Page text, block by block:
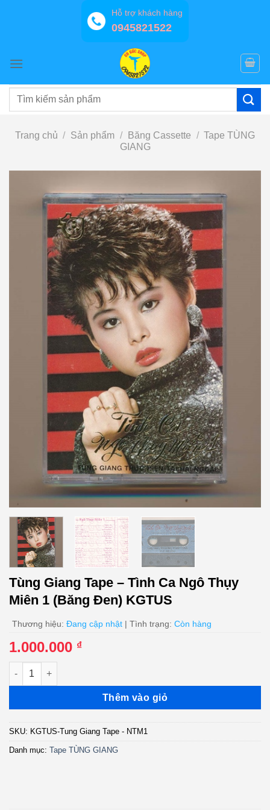
Hỗ trợ khách hàng
0945821522
Tìm
Trang chủ / Sản phẩm / Băng Cassette / Tape TÙNG
GIANG
Tùng Giang Tape – Tình Ca Ngô Thụy
Miên 1 (Băng Đen) KGTUS
Thương hiệu: Đang cập nhật | Tình trạng: Còn hàng
1.000.000 ₫
Tùng Giang Tape - Tình Ca Ngô Thụy Miên 1 (Băng Đen)
Thêm vào giỏ
SKU: KGTUS-Tung Giang Tape - NTM1
Danh mục: Tape TÙNG GIANG